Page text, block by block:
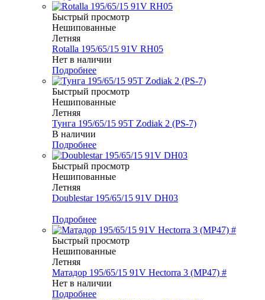
Быстрый просмотр
Нешипованные
Летняя
Rotalla 195/65/15 91V RH05
Нет в наличии
Подробнее
Быстрый просмотр
Нешипованные
Летняя
Тунга 195/65/15 95T Zodiak 2 (PS-7)
В наличии
Подробнее
Быстрый просмотр
Нешипованные
Летняя
Doublestar 195/65/15 91V DH03
Подробнее
Быстрый просмотр
Нешипованные
Летняя
Матадор 195/65/15 91V Hectorra 3 (MP47) #
Нет в наличии
Подробнее